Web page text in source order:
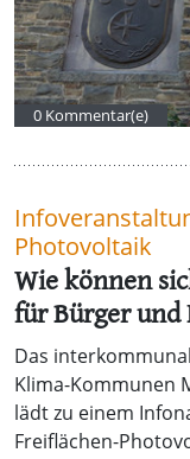
0 Kommentar(e)
Photovoltaik
Wie können
für Bürger und
Das
Klima-Kommunen
lädt zu einem
Freiflächen-